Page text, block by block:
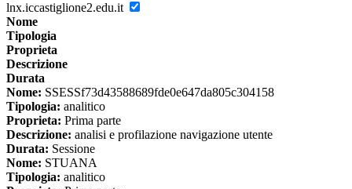
lnx.iccastiglione2.edu.it
Nome
Tipologia
Proprieta
Descrizione
Durata
Nome: SSESSf73d43588689fde0e647da805c304158
Tipologia: analitico
Proprieta: Prima parte
Descrizione: analisi e profilazione navigazione utente
Durata: Sessione
Nome: STUANA
Tipologia: analitico